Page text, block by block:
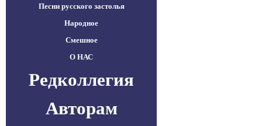
Песни русского застолья
Народное
Смешное
О НАС
Редколлегия
Авторам